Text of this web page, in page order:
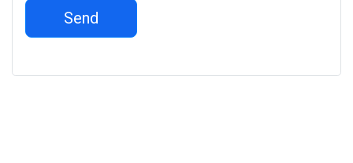
Send